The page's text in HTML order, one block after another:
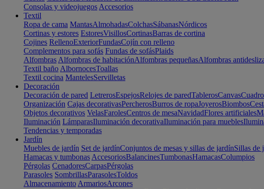
Consolas y videojuegos Accesorios
Textil
Ropa de cama MantasAlmohadasColchasSábanasNórdicos
Cortinas y estores EstoresVisillosCortinasBarras de cortina
Cojines RellenoExteriorFundasCojín con relleno
Complementos para sofás Fundas de sofásPlaids
Alfombras Alfombras de habitaciónAlfombras pequeñasAlfombras
Textil baño AlbornocesToallas
Textil cocina MantelesServilletas
Decoración
Decoración de pared LetrerosEspejosRelojes de paredTablerosCanvas
Organización Cajas decorativasPercherosBurros de ropaJoyerosBiombos
Objetos decorativos VelasFarolesCentros de mesaNavidadFlores artificiales
Iluminación LámparasIluminación decorativaIluminación para muebles
Tendencias y temporadas
Jardín
Muebles de jardín Set de jardínConjuntos de mesas y sillas de jardínSillas de
Hamacas y tumbonas AccesoriosBalancinesTumbonasHamacasColumpios
Pérgolas CenadoresCarpasPérgolas
Parasoles SombrillasParasolesToldos
Almacenamiento ArmariosArcones